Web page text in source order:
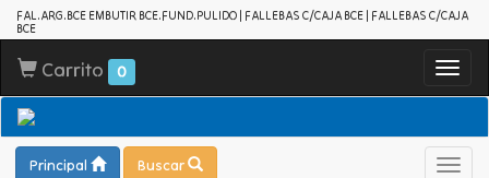
FAL.ARG.BCE EMBUTIR BCE.FUND.PULIDO | FALLEBAS C/CAJA BCE | FALLEBAS C/CAJA
BCE
Carrito 0
Principal Buscar